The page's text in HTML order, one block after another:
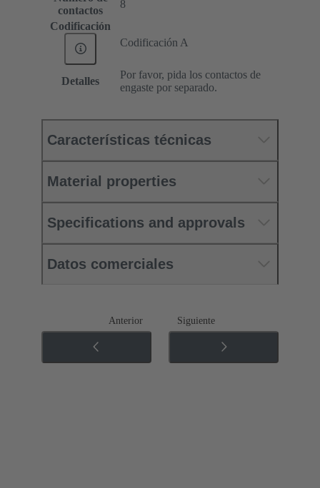
contactos
8
Codificación
Codificación A
Detalles
Por favor, pida los contactos de
engaste por separado.
Características técnicas
Material properties
Specifications and approvals
Datos comerciales
Anterior Siguiente